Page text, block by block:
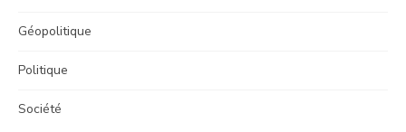
Géopolitique
Politique
Société